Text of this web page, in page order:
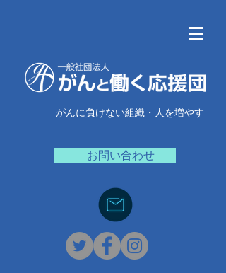
がんに負けない組織・人を増やす
お問い合わせ